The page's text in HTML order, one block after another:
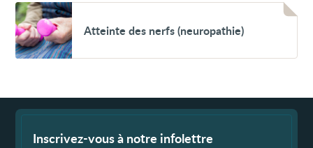
Voir
Atteinte
des
nerfs
(neuropathie)
Atteinte des nerfs (neuropathie)
Inscrivez-vous à notre infolettre